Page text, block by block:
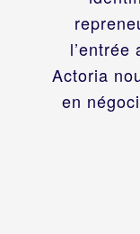
Actoria
en